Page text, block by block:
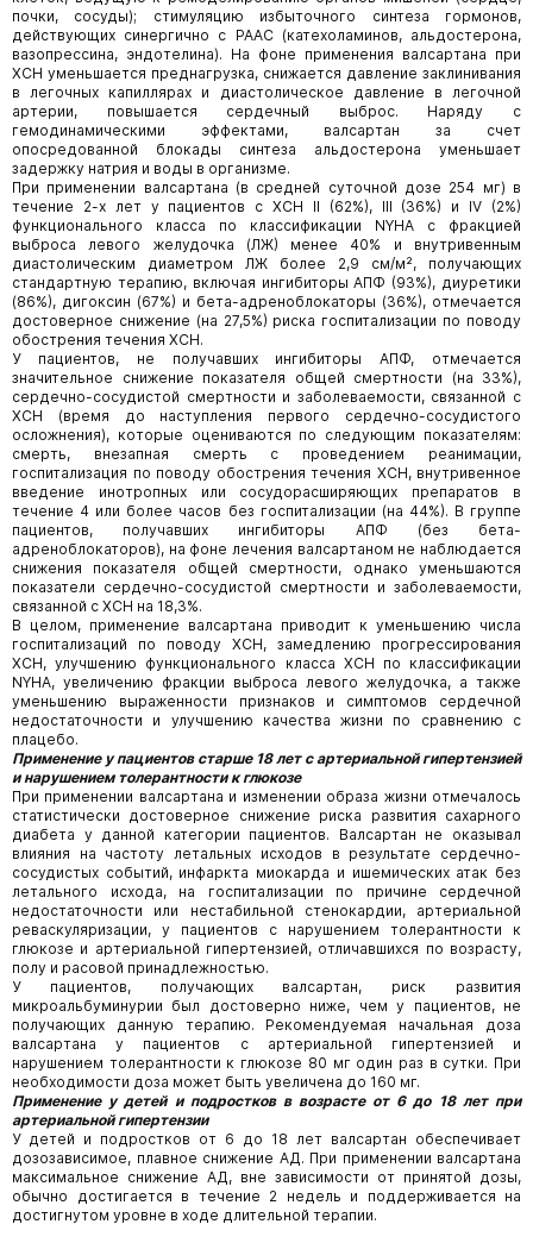
почки, сосуды); стимуляцию избыточного синтеза гормонов,
действующих синергично с РААС (катехоламинов, альдостерона,
вазопрессина, эндотелина). На фоне применения валсартана при
ХСН уменьшается преднагрузка, снижается давление заклинивания
в легочных капиллярах и диастолическое давление в легочной
артерии, повышается сердечный выброс. Наряду с
гемодинамическими эффектами, валсартан за счет
опосредованной блокады синтеза альдостерона уменьшает
задержку натрия и воды в организме.
При применении валсартана (в средней суточной дозе 254 мг) в
течение 2-х лет у пациентов с ХСН II (62%), III (36%) и IV (2%)
функционального класса по классификации NYHA с фракцией
выброса левого желудочка (ЛЖ) менее 40% и внутривенным
диастолическим диаметром ЛЖ более 2,9 см/м², получающих
стандартную терапию, включая ингибиторы АПФ (93%), диуретики
(86%), дигоксин (67%) и бета-адреноблокаторы (36%), отмечается
достоверное снижение (на 27,5%) риска госпитализации по поводу
обострения течения ХСН.
У пациентов, не получавших ингибиторы АПФ, отмечается
значительное снижение показателя общей смертности (на 33%),
сердечно-сосудистой смертности и заболеваемости, связанной с
ХСН (время до наступления первого сердечно-сосудистого
осложнения), которые оцениваются по следующим показателям:
смерть, внезапная смерть с проведением реанимации,
госпитализация по поводу обострения течения ХСН, внутривенное
введение инотропных или сосудорасширяющих препаратов в
течение 4 или более часов без госпитализации (на 44%). В группе
пациентов, получавших ингибиторы АПФ (без бета-
адреноблокаторов), на фоне лечения валсартаном не наблюдается
снижения показателя общей смертности, однако уменьшаются
показатели сердечно-сосудистой смертности и заболеваемости,
связанной с ХСН на 18,3%.
В целом, применение валсартана приводит к уменьшению числа
госпитализаций по поводу ХСН, замедлению прогрессирования
ХСН, улучшению функционального класса ХСН по классификации
NYHA, увеличению фракции выброса левого желудочка, а также
уменьшению выраженности признаков и симптомов сердечной
недостаточности и улучшению качества жизни по сравнению с
плацебо.
Применение у пациентов старше 18 лет с артериальной гипертензией
и нарушением толерантности к глюкозе
При применении валсартана и изменении образа жизни отмечалось
статистически достоверное снижение риска развития сахарного
диабета у данной категории пациентов. Валсартан не оказывал
влияния на частоту летальных исходов в результате сердечно-
сосудистых событий, инфаркта миокарда и ишемических атак без
летального исхода, на госпитализации по причине сердечной
недостаточности или нестабильной стенокардии, артериальной
реваскуляризации, у пациентов с нарушением толерантности к
глюкозе и артериальной гипертензией, отличавшихся по возрасту,
полу и расовой принадлежностью.
У пациентов, получающих валсартан, риск развития
микроальбуминурии был достоверно ниже, чем у пациентов, не
получающих данную терапию. Рекомендуемая начальная доза
валсартана у пациентов с артериальной гипертензией и
нарушением толерантности к глюкозе 80 мг один раз в сутки. При
необходимости доза может быть увеличена до 160 мг.
Применение у детей и подростков в возрасте от 6 до 18 лет при
артериальной гипертензии
У детей и подростков от 6 до 18 лет валсартан обеспечивает
дозозависимое, плавное снижение АД. При применении валсартана
максимальное снижение АД, вне зависимости от принятой дозы,
обычно достигается в течение 2 недель и поддерживается на
достигнутом уровне в ходе длительной терапии.